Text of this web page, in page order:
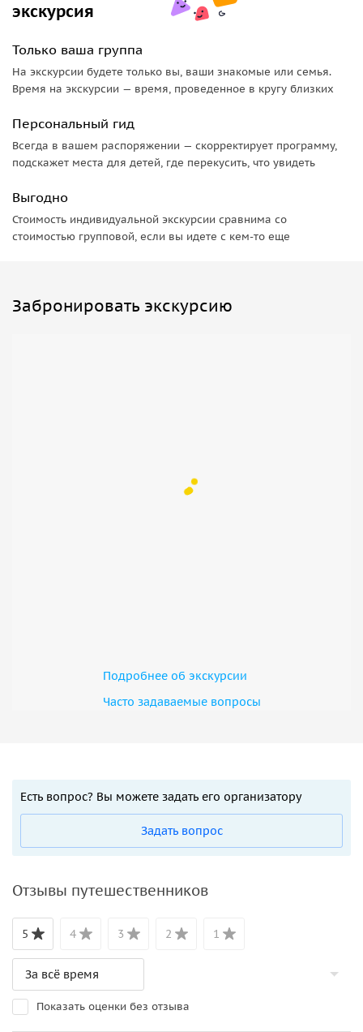
часть на автомобиле
€55)
Все детали — в личной переписке, с радостью всё уточню
экскурсия
Только ваша группа
На экскурсии будете только вы, ваши знакомые или семья.
Время на экскурсии — время, проведенное в кругу близких
Персональный гид
Всегда в вашем распоряжении — скорректирует программу,
подскажет места для детей, где перекусить, что увидеть
Выгодно
Стоимость индивидуальной экскурсии сравнима со
стоимостью групповой, если вы идете с кем-то еще
Забронировать экскурсию
Подробнее об экскурсии
Часто задаваемые вопросы
Есть вопрос? Вы можете задать его организатору
Задать вопрос
Отзывы путешественников
5 4 3 2 1
Показать оценки без отзыва